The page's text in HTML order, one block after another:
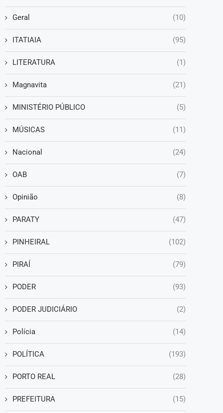
Geral (10)
ITATIAIA (95)
LITERATURA (1)
Magnavita (21)
MINISTÉRIO PÚBLICO (5)
MÚSICAS (11)
Nacional (24)
OAB (7)
Opinião (8)
PARATY (47)
PINHEIRAL (102)
PIRAÍ (79)
PODER (93)
PODER JUDICIÁRIO (2)
Polícia (14)
POLÍTICA (193)
PORTO REAL (28)
PREFEITURA (15)